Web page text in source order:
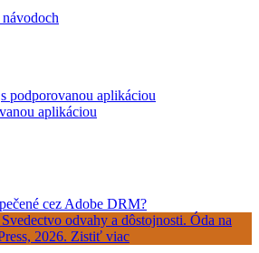
s podporovanou aplikáciou
aplikáciou
cez Adobe DRM?